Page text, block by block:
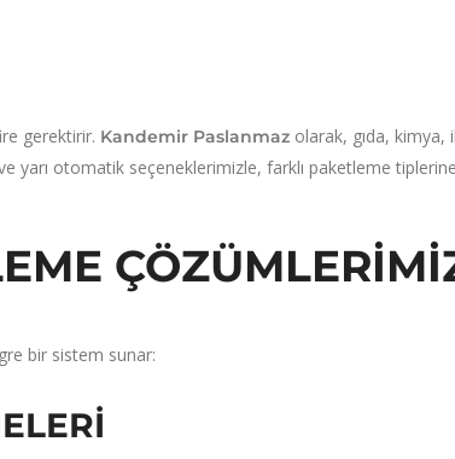
gerektirir. Kandemir Paslanmaz olarak, gıda, kimya,
otomatik seçeneklerimizle, farklı paketleme
bir sistem sunar: